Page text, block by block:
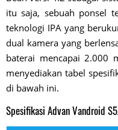
itu saja, sebuah ponsel
teknologi IPA yang
dual kamera yang
baterai mencapai 2.000
menyediakan tabel
di bawah ini.
Spesifikasi Advan Vandroid